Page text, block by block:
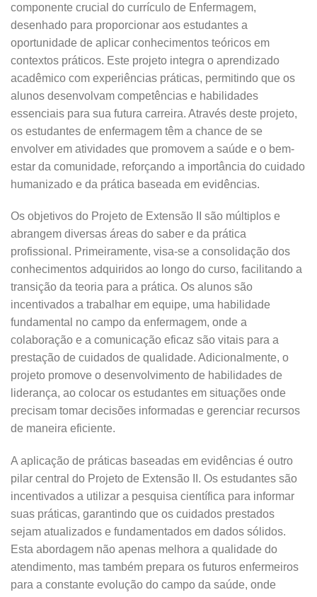
componente crucial do currículo de Enfermagem,
desenhado para proporcionar aos estudantes a
oportunidade de aplicar conhecimentos teóricos em
contextos práticos. Este projeto integra o aprendizado
acadêmico com experiências práticas, permitindo que os
alunos desenvolvam competências e habilidades
essenciais para sua futura carreira. Através deste projeto,
os estudantes de enfermagem têm a chance de se
envolver em atividades que promovem a saúde e o bem-
estar da comunidade, reforçando a importância do cuidado
humanizado e da prática baseada em evidências.
Os objetivos do Projeto de Extensão II são múltiplos e
abrangem diversas áreas do saber e da prática
profissional. Primeiramente, visa-se a consolidação dos
conhecimentos adquiridos ao longo do curso, facilitando a
transição da teoria para a prática. Os alunos são
incentivados a trabalhar em equipe, uma habilidade
fundamental no campo da enfermagem, onde a
colaboração e a comunicação eficaz são vitais para a
prestação de cuidados de qualidade. Adicionalmente, o
projeto promove o desenvolvimento de habilidades de
liderança, ao colocar os estudantes em situações onde
precisam tomar decisões informadas e gerenciar recursos
de maneira eficiente.
A aplicação de práticas baseadas em evidências é outro
pilar central do Projeto de Extensão II. Os estudantes são
incentivados a utilizar a pesquisa científica para informar
suas práticas, garantindo que os cuidados prestados
sejam atualizados e fundamentados em dados sólidos.
Esta abordagem não apenas melhora a qualidade do
atendimento, mas também prepara os futuros enfermeiros
para a constante evolução do campo da saúde, onde